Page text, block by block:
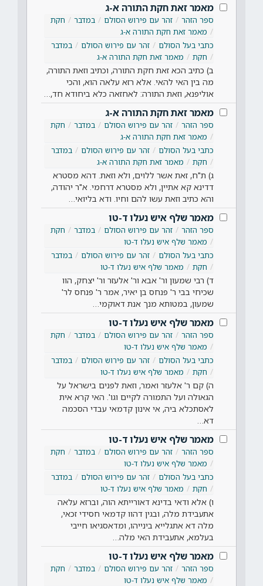
מאמר זאת חקת התורה א-ג
ספר הזהר זהר עם פירוש הסולם במדבר
חקת
מאמר זאת חקת התורה א-ג
כתבי בעל הסולם
זהר עם פירוש הסולם
במדבר
חקת
מאמר זאת חקת התורה א-ג
ב) כתיב הכא זאת חקת התורה, וכתיב וזאת התורה,
מה בין האי להאי. אלא רזא עלאה הוא, והכי
אוליפנא, וזאת התורה: לאחזאה כלא ביחודא חד,…
מאמר זאת חקת התורה א-ג
ספר הזהר זהר עם פירוש הסולם במדבר
חקת
מאמר זאת חקת התורה א-ג
כתבי בעל הסולם
זהר עם פירוש הסולם
במדבר
חקת
מאמר זאת חקת התורה א-ג
ג) ת"ח, זאת אשר ללוים, ולא וזאת. דהא מסטרא
דדינא קא אתיין, ולא מסטרא דרחמי. א"ר יהודה,
והא כתיב וזאת עשו להם וחיו. ודא בליואי…
מאמר שלף איש נעלו ד-טו
ספר הזהר זהר עם פירוש הסולם במדבר
חקת
מאמר שלף איש נעלו ד-טו
כתבי בעל הסולם
זהר עם פירוש הסולם
במדבר
חקת
מאמר שלף איש נעלו ד-טו
ד) רבי שמעון ור' אבא ור' אלעזר ור' יצחק, הוו
שכיחי בבי ר' פנחס בן יאיר, אמר ר' פנחס לר'
שמעון, במטותא מנך אנת דאוקמי…
מאמר שלף איש נעלו ד-טו
ספר הזהר זהר עם פירוש הסולם במדבר
חקת
מאמר שלף איש נעלו ד-טו
כתבי בעל הסולם
זהר עם פירוש הסולם
במדבר
חקת
מאמר שלף איש נעלו ד-טו
ה) קם ר' אלעזר ואמר, וזאת לפנים בישראל על
הגאולה ועל התמורה לקיים וגו'. האי קרא אית
לאסתכלא ביה, אי אינון קדמאי עבדי הסכמה
דא…
מאמר שלף איש נעלו ד-טו
ספר הזהר זהר עם פירוש הסולם במדבר
חקת
מאמר שלף איש נעלו ד-טו
כתבי בעל הסולם
זהר עם פירוש הסולם
במדבר
חקת
מאמר שלף איש נעלו ד-טו
ו) אלא ודאי בדינא דאורייתא הוה, וברזא עלאה
אתעבידת מלה, ובגין דהוו קדמאי חסידי זכאי,
מלה דא אתגלייא בינייהו, ומדאסגיאו חייבי
בעלמא, אתעבידת האי מלה…
מאמר שלף איש נעלו ד-טו
ספר הזהר זהר עם פירוש הסולם במדבר
חקת
מאמר שלף איש נעלו ד-טו